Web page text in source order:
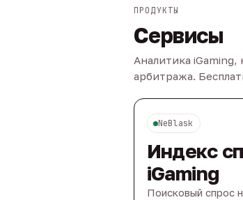
ПРОДУКТЫ
Сервисы
Аналитика
арбитража.
NeBlask
Индекс
iGaming
Поисковый спрос